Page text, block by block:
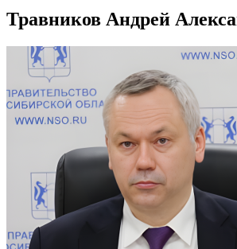
Травников Андрей